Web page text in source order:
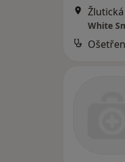
White